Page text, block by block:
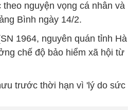
nguyện vọng cá nhân và
Bình ngày 14/2.
1964, nguyên quán tỉnh Hà
chế độ bảo hiểm xã hội từ